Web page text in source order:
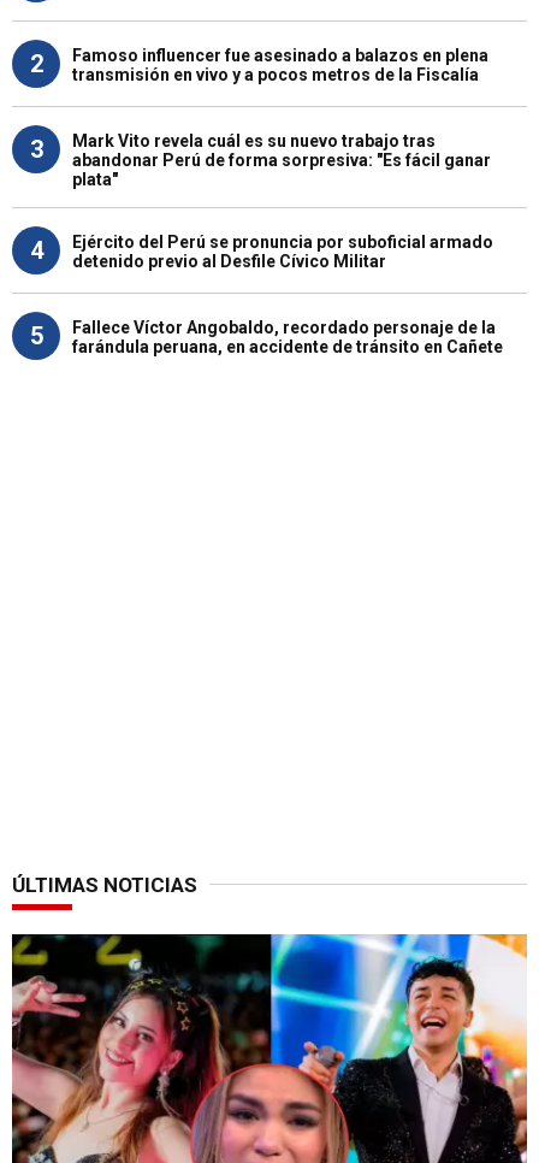
2
Famoso influencer fue asesinado a balazos en plena
transmisión en vivo y a pocos metros de la Fiscalía
3
Mark Vito revela cuál es su nuevo trabajo tras
abandonar Perú de forma sorpresiva: "Es fácil ganar
plata"
4
Ejército del Perú se pronuncia por suboficial armado
detenido previo al Desfile Cívico Militar
5
Fallece Víctor Angobaldo, recordado personaje de la
farándula peruana, en accidente de tránsito en Cañete
ÚLTIMAS NOTICIAS